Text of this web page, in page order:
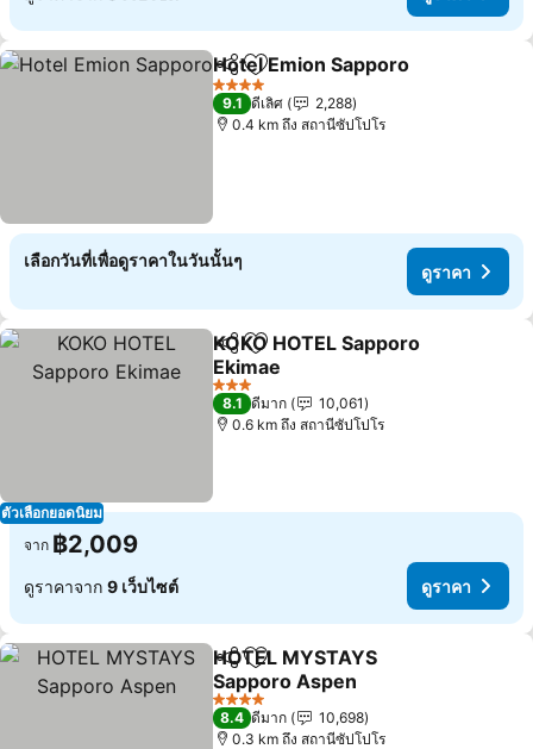
แชร์ เพิ่มในรายการโปรด
Hotel Emion Sapporo
4 ดาว
9.1 ดีเลิศ
2,288
0.4 km ถึง สถานีซัปโปโร
เลือกวันที่เพื่อดูราคาในวันนั้นๆ
ดูราคา
ตัวเลือกยอดนิยม
แชร์ เพิ่มในรายการโปรด
KOKO HOTEL Sapporo
Ekimae
3 ดาว
8.1 ดีมาก
10,061
0.6 km ถึง สถานีซัปโปโร
จาก ฿2,009
ดูราคาจาก 9 เว็บไซต์ ดูราคา
แชร์ เพิ่มในรายการโปรด
HOTEL MYSTAYS
Sapporo Aspen
4 ดาว
8.4 ดีมาก
10,698
0.3 km ถึง สถานีซัปโปโร